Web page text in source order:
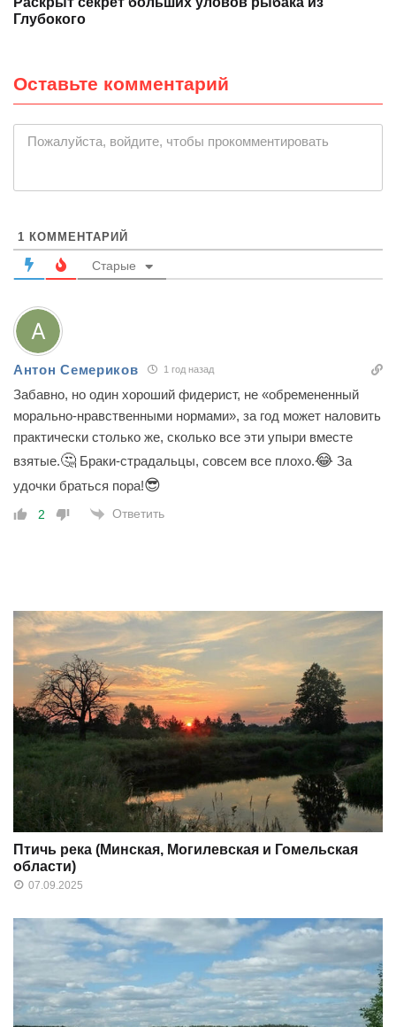
Глубокого
Оставьте комментарий
Пожалуйста, войдите, чтобы прокомментировать
1 КОММЕНТАРИЙ
Старые
Антон Семериков 1 год назад
Забавно, но один хороший фидерист, не «обремененный
морально-нравственными нормами», за год может наловить
практически столько же, сколько все эти упыри вместе
взятые.🤔 Браки-страдальцы, совсем все плохо.😂 За
удочки браться пора!😎
2 Ответить
Птичь река (Минская, Могилевская и Гомельская
области)
07.09.2025